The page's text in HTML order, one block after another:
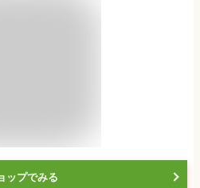
ップでみる